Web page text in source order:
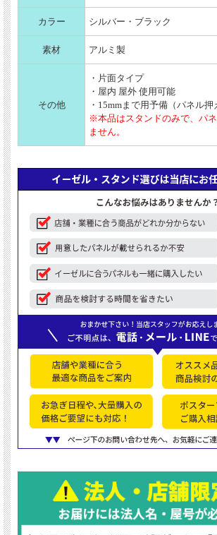
カラー シルバー・ブラック
素材 アルミ製
その他
・片面タイプ
・屋内 屋外 使用可能
・15mmまで用予備（パネル押
※本品はスタンドのみで、パ
ません。